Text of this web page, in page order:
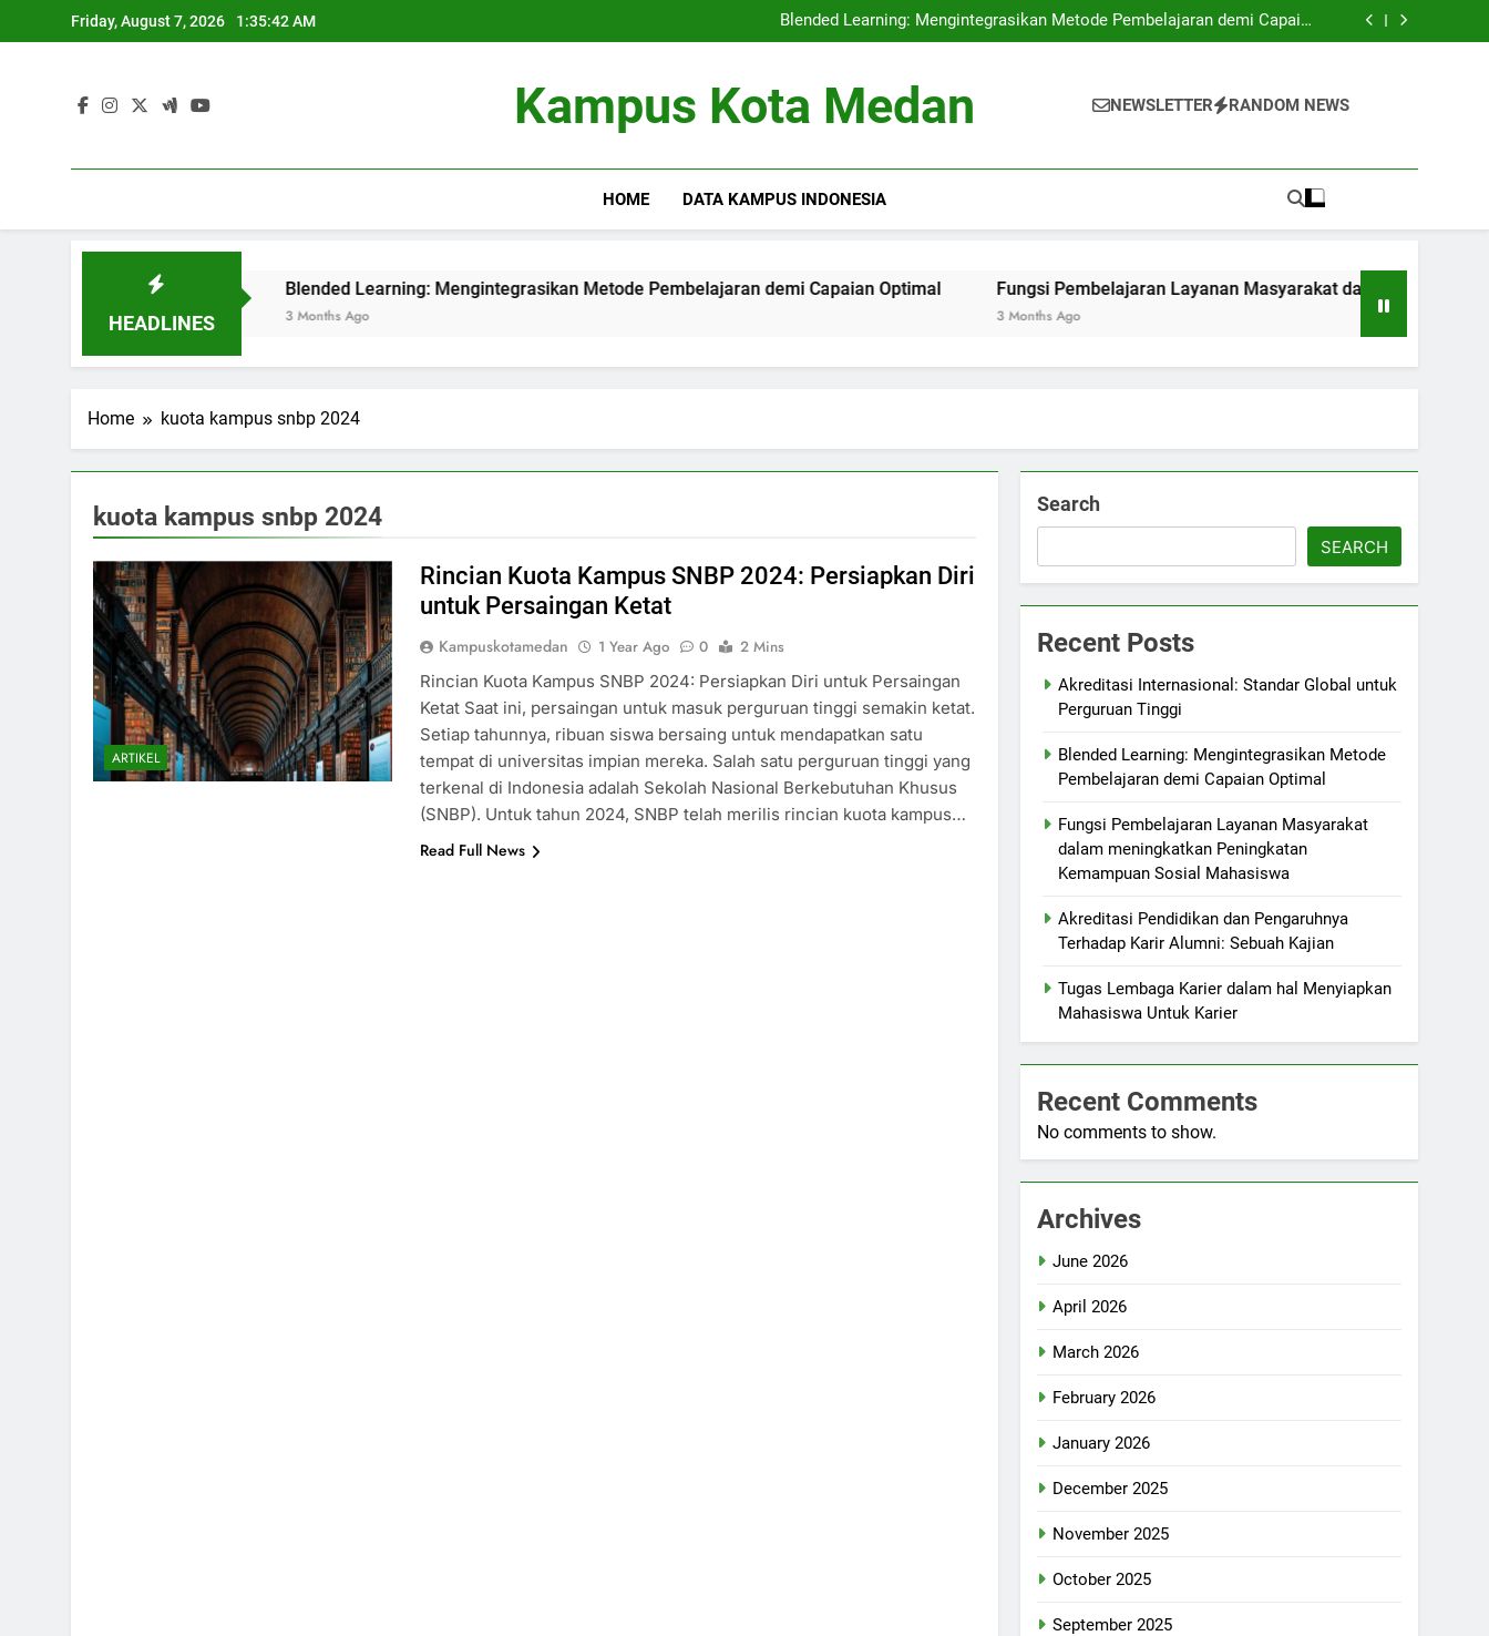
to
Friday, August 7, 2026 1:35:42 AM
Blended Learning: Mengintegrasikan Metode Pembelajaran demi Capaian
Optimal
Fungsi Pembelajaran Layanan Masyarakat dalam meningkatkan
Blended Learning: Mengintegrasikan Metode Pembelajaran demi Capaian
Fungsi Pembelajaran Layanan Masyarakat dalam meningkatkan
Kampus Kota Medan NEWSLETTER RANDOM NEWS
HOME DATA KAMPUS INDONESIA
HEADLINES
Perguruan Tinggi Blended Learning: Mengintegrasikan Metode Pembelajaran demi Capaian Optimal
3 Months Ago
Fungsi Pembelajaran Layanan Masyarakat dalam meningkatkan
3 Months Ago
Home kuota kampus snbp 2024
kuota kampus snbp 2024
ARTIKEL
Rincian Kuota Kampus SNBP 2024: Persiapkan Diri
untuk Persaingan Ketat
Kampuskotamedan 1 Year Ago 0
2 Mins
Rincian Kuota Kampus SNBP 2024: Persiapkan Diri untuk Persaingan
Ketat Saat ini, persaingan untuk masuk perguruan tinggi semakin ketat.
Setiap tahunnya, ribuan siswa bersaing untuk mendapatkan satu
tempat di universitas impian mereka. Salah satu perguruan tinggi yang
terkenal di Indonesia adalah Sekolah Nasional Berkebutuhan Khusus
(SNBP). Untuk tahun 2024, SNBP telah merilis rincian kuota kampus…
Read Full News
Search
SEARCH
Recent Posts
Akreditasi Internasional: Standar Global untuk
Perguruan Tinggi
Blended Learning: Mengintegrasikan Metode
Pembelajaran demi Capaian Optimal
Fungsi Pembelajaran Layanan Masyarakat
dalam meningkatkan Peningkatan
Kemampuan Sosial Mahasiswa
Akreditasi Pendidikan dan Pengaruhnya
Terhadap Karir Alumni: Sebuah Kajian
Tugas Lembaga Karier dalam hal Menyiapkan
Mahasiswa Untuk Karier
Recent Comments
No comments to show.
Archives
June 2026
April 2026
March 2026
February 2026
January 2026
December 2025
November 2025
October 2025
September 2025